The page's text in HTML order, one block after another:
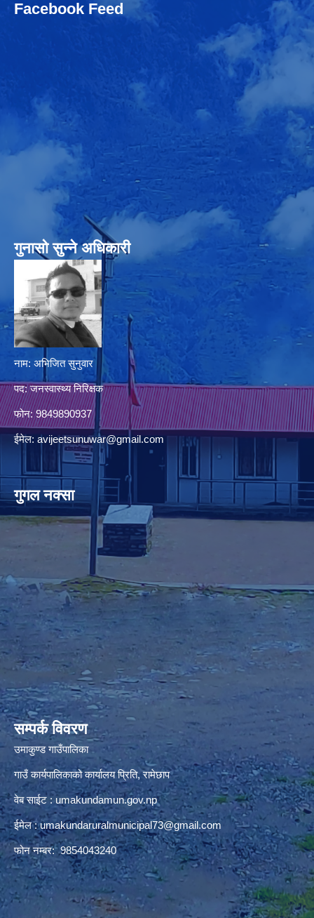
Facebook Feed
गुनासो सुन्‍ने अधिकारी
नाम: अभिजित सुनुवार
पद: जनस्वास्थ्य निरिक्षक
फोन: 9849890937
ईमेल: avijeetsunuwar@gmail.com
गुगल नक्सा
premium bootstrap themes
सम्पर्क विवरण
उमाकुण्ड गाउँपालिका
गाउँ कार्यपालिकाको कार्यालय प्रिति, रामेछाप
वेब साईट : umakundamun.gov.np
ईमेल :umakundaruralmunicipal73@gmail.com
फोन नम्बर: 9854043240